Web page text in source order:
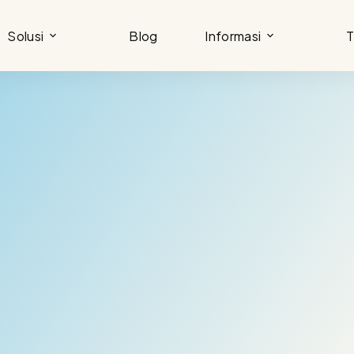
Solusi Blog Informasi